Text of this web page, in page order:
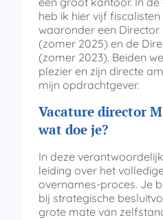
heb ik hier vijf
waaronder een Director
(zomer 2025) en de
(zomer 2023). Beiden
plezier en zijn directe
mijn opdrachtgever.
Vacature director
wat doe je?
In deze
leiding over het
overnames-proces. Je
bij strategische
grote mate van